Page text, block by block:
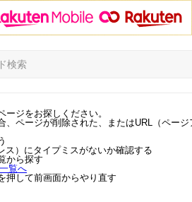
ジをお探しください。
ページが削除された、またはURL（ページ
ス）にタイプミスがないか確認する
から探す
覧へ
押して前画面からやり直す